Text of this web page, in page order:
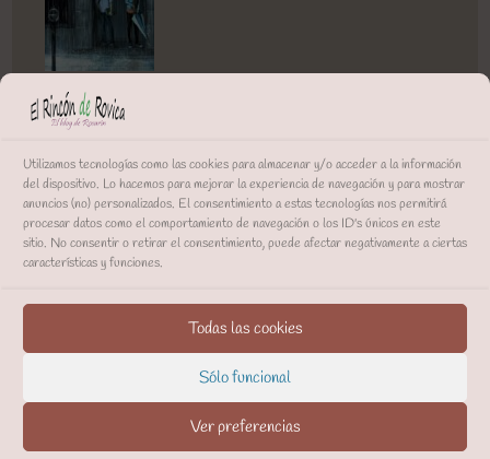
Utilizamos tecnologías como las cookies para almacenar y/o acceder a la información
del dispositivo. Lo hacemos para mejorar la experiencia de navegación y para mostrar
anuncios (no) personalizados. El consentimiento a estas tecnologías nos permitirá
procesar datos como el comportamiento de navegación o los ID's únicos en este
sitio. No consentir o retirar el consentimiento, puede afectar negativamente a ciertas
características y funciones.
Todas las cookies
Sólo funcional
Ver preferencias
Contacto Acerca de Archivos Política de cookies (UE)